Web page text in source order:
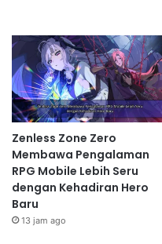
Zenless Zone Zero
Membawa Pengalaman
RPG Mobile Lebih Seru
dengan Kehadiran Hero
Baru
13 jam ago